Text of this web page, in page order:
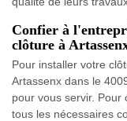
Confier à
clôture à
Pour installer votre
Artassenx dans le
pour vous servir. Pour
tous les nécessaires